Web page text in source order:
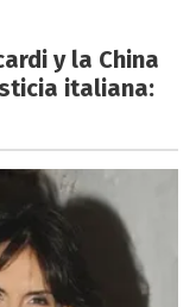
y la China
italiana: